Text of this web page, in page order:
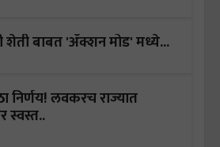
शेती बाबत 'अ‍ॅक्शन मोड' मध्ये...
निर्णय! लवकरच राज्यात
स्वस्त..